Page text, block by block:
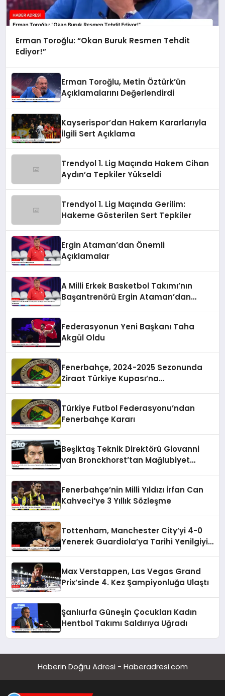
Erman Toroğlu: “Okan Buruk Resmen Tehdit
Ediyor!”
Erman Toroğlu, Metin Öztürk’ün
Açıklamalarını Değerlendirdi
Kayserispor’dan Hakem Kararlarıyla
İlgili Sert Açıklama
Trendyol 1. Lig Maçında Hakem Cihan
Aydın’a Tepkiler Yükseldi
Trendyol 1. Lig Maçında Gerilim:
Hakeme Gösterilen Sert Tepkiler
Ergin Ataman’dan Önemli
Açıklamalar
A Milli Erkek Basketbol Takımı’nın
Başantrenörü Ergin Ataman’dan
Federasyonun Yeni Başkanı Taha
Akgül Oldu
Fenerbahçe, 2024-2025 Sezonunda
Ziraat Türkiye Kupası’na
Türkiye Futbol Federasyonu’ndan
Fenerbahçe Kararı
Beşiktaş Teknik Direktörü Giovanni
van Bronckhorst’tan Mağlubiyet
Fenerbahçe’nin Milli Yıldızı İrfan Can
Kahveci’ye 3 Yıllık Sözleşme
Tottenham, Manchester City’yi 4-0
Yenerek Guardiola’ya Tarihi Yenilgiyi
Max Verstappen, Las Vegas Grand
Prix’sinde 4. Kez Şampiyonluğa Ulaştı
Şanlıurfa Güneşin Çocukları Kadın
Hentbol Takımı Saldırıya Uğradı
Haberin Doğru Adresi - Haberadresi.com